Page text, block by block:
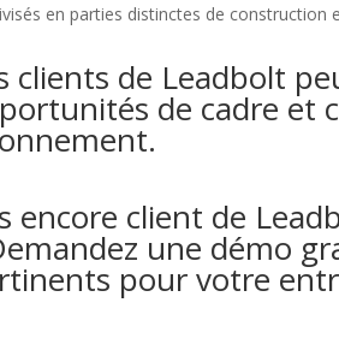
en parties distinctes de construction
clients de Leadbolt
de cadre et
encore client de
une démo
pour votre